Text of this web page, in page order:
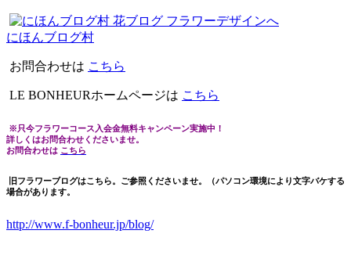
にほんブログ村
お問合わせは こちら
LE BONHEURホームページは こちら
※只今フラワーコース入会金無料キャンペーン実施中！
詳しくはお問合わせくださいませ。
お問合わせは こちら
旧フラワーブログはこちら。ご参照くださいませ。（パソコン環境により文字バケする
場合があります。
http://www.f-bonheur.jp/blog/